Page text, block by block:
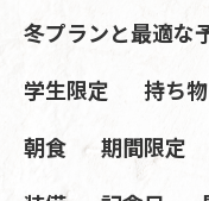
冬プランと最適な
学生限定
持ち物
朝食
期間限定